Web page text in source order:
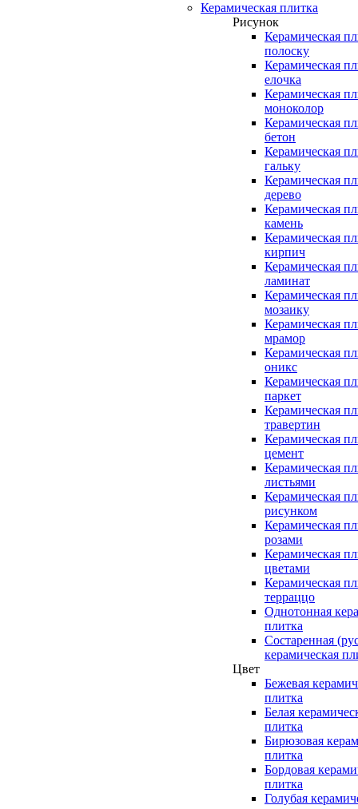
Керамическая плитка
Рисунок
Керамическая
полоску
Керамическая
елочка
Керамическая
моноколор
Керамическая
бетон
Керамическая
гальку
Керамическая
дерево
Керамическая
камень
Керамическая
кирпич
Керамическая
ламинат
Керамическая
мозаику
Керамическая
мрамор
Керамическая
оникс
Керамическая
паркет
Керамическая
травертин
Керамическая
цемент
Керамическая
листьями
Керамическая
рисунком
Керамическая
розами
Керамическая
цветами
Керамическая
терраццо
Однотонная
плитка
Состаренная
керамическая
Цвет
Бежевая
плитка
Белая
плитка
Бирюзовая
плитка
Бордовая
плитка
Голубая